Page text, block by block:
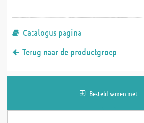
Catalogus pagina
Terug naar de productgroep
Besteld samen met